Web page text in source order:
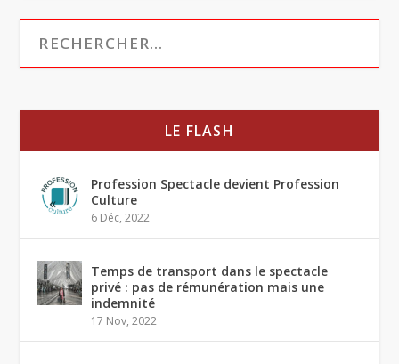
LE FLASH
Profession Spectacle devient Profession
Culture
6 Déc, 2022
Temps de transport dans le spectacle
privé : pas de rémunération mais une
indemnité
17 Nov, 2022